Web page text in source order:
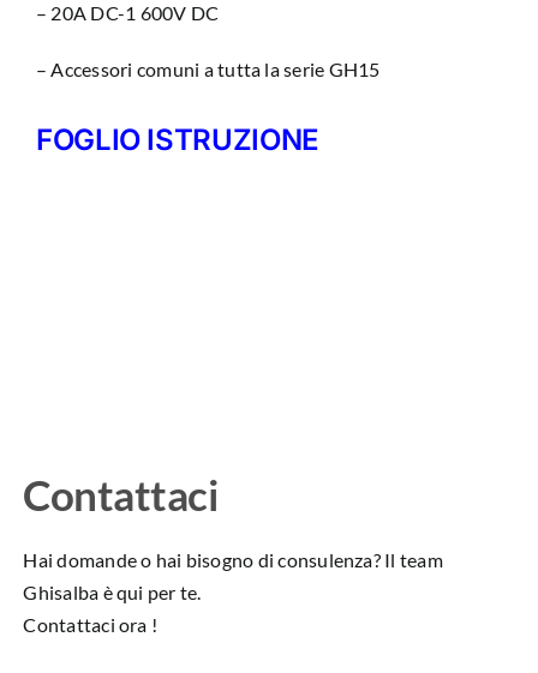
– 20A DC-1 600V DC
– Accessori comuni a tutta la serie GH15
FOGLIO ISTRUZIONE
Contattaci
Hai domande o hai bisogno di consulenza? Il team
Ghisalba è qui per te.
Contattaci ora !